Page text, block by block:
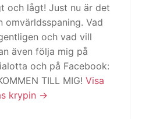
och lågt! Just nu är det
omvärldsspaning. Vad
och vad vill
även följa mig på
och på Facebook:
TILL MIG! Visa
krypin